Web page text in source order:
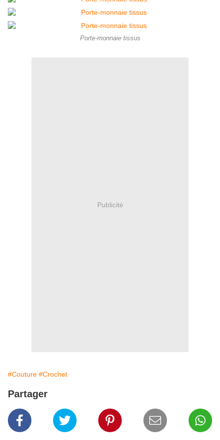
Porte-monnaie tissus
Publicité
#Couture #Crochet
Partager